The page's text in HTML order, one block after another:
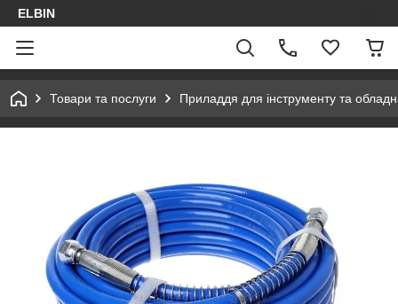
ELBIN
Товари та послуги Приладдя для інструменту та